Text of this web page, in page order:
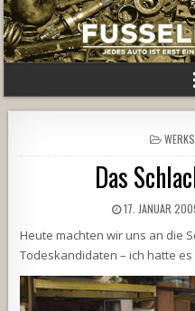
IN
Das
17. JANUAR
Heute machten wir uns an die
Todeskandidaten – ich hatte